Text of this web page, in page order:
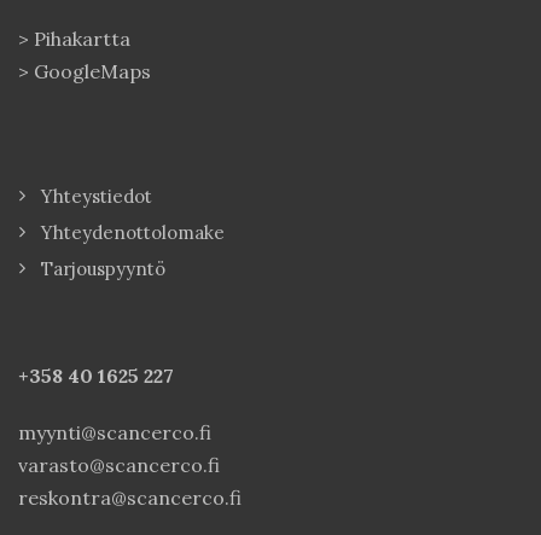
> Pihakartta
> GoogleMaps
Yhteystiedot
Yhteydenottolomake
Tarjouspyyntö
+358 40 1625 227
myynti@scancerco.fi
varasto@scancerco.fi
reskontra@scancerco.fi